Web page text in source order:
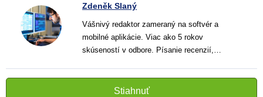
Zdeněk Slaný
Vášnivý redaktor zameraný na softvér a
mobilné aplikácie. Viac ako 5 rokov
skúseností v odbore. Písanie recenzií,
informatívnych textov, ktoré pomáhajú
čitateľom lepšie porozumieť a využiť moderné
Stiahnuť